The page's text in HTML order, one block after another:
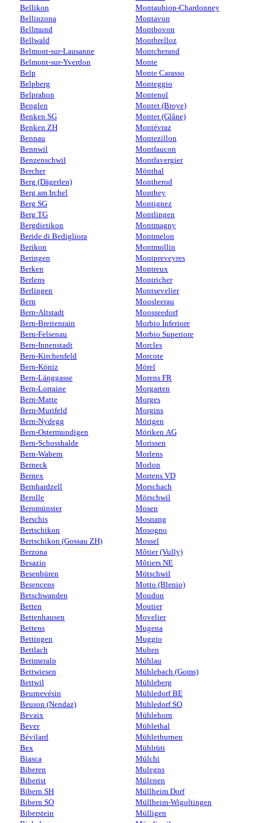
Bellikon
Bellinzona
Bellmund
Bellwald
Belmont-sur-Lausanne
Belmont-sur-Yverdon
Belp
Belpberg
Belprahon
Benglen
Benken SG
Benken ZH
Bennau
Bennwil
Benzenschwil
Bercher
Berg (Dägerlen)
Berg am Irchel
Berg SG
Berg TG
Bergdietikon
Beride di Bedigliora
Berikon
Beringen
Berken
Berlens
Berlingen
Bern
Bern-Altstadt
Bern-Breitenrain
Bern-Felsenau
Bern-Innenstadt
Bern-Kirchenfeld
Bern-Köniz
Bern-Länggasse
Bern-Lorraine
Bern-Matte
Bern-Murifeld
Bern-Nydegg
Bern-Ostermundigen
Bern-Schosshalde
Bern-Wabern
Berneck
Bernex
Bernhardzell
Berolle
Beromünster
Berschis
Bertschikon
Bertschikon (Gossau ZH)
Berzona
Besazio
Besenbüren
Besencens
Betschwanden
Betten
Bettenhausen
Bettens
Bettingen
Bettlach
Bettmeralp
Bettwiesen
Bettwil
Beurnevésin
Beuson (Nendaz)
Bevaix
Bever
Bévilard
Bex
Biasca
Biberen
Biberist
Bibern SH
Bibern SO
Biberstein
Montaubion-Chardonney
Montavon
Montbovon
Montbrelloz
Montcherand
Monte
Monte Carasso
Monteggio
Montenol
Montet (Broye)
Montet (Glâne)
Montévraz
Montezillon
Montfaucon
Montfavergier
Mönthal
Montherod
Monthey
Montignez
Montlingen
Montmagny
Montmelon
Montmollin
Montpreveyres
Montreux
Montricher
Montsevelier
Moosleerau
Moosseedorf
Morbio Inferiore
Morbio Superiore
Morcles
Morcote
Mörel
Morens FR
Morgarten
Morges
Morgins
Mörigen
Möriken AG
Morissen
Morlens
Morlon
Morrens VD
Morschach
Mörschwil
Mosen
Mosnang
Mosogno
Mossel
Môtier (Vully)
Môtiers NE
Mötschwil
Motto (Blenio)
Moudon
Moutier
Movelier
Mugena
Muggio
Muhen
Mühlau
Mühlebach (Goms)
Mühleberg
Mühledorf BE
Mühledorf SO
Mühlehorn
Mühlethal
Mühlethurnen
Mühlrüti
Mülchi
Mulegns
Mülenen
Müllheim Dorf
Müllheim-Wigoltingen
Mülligen